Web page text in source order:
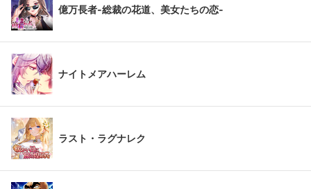
億万長者-総裁の花道、美女たちの恋-
ナイトメアハーレム
ラスト・ラグナレク